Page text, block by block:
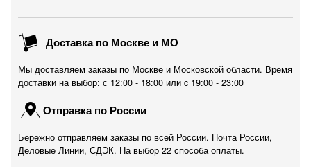
Доставка по Москве и МО
Мы доставляем заказы по Москве и Московской области. Время
доставки на выбор: с 12:00 - 18:00 или c 19:00 - 23:00
Отправка по России
Бережно отправляем заказы по всей России. Почта России,
Деловые Линии, СДЭК. На выбор 22 способа оплаты.